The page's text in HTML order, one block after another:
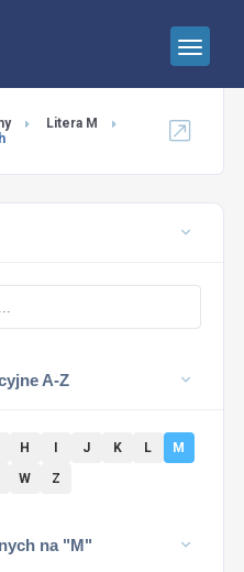
Litera M
A-Z
H J K L
M
W Z
na "M"